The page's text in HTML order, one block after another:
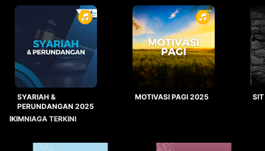
SYARIAH &
PERUNDANGAN 2025
MOTIVASI PAGI 2025
IKIMNIAGA TERKINI